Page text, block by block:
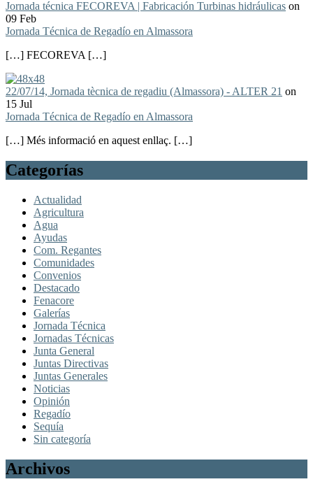
Jornada técnica FECOREVA | Fabricación Turbinas hidráulicas on
09 Feb
Jornada Técnica de Regadío en Almassora
[…] FECOREVA […]
22/07/14, Jornada tècnica de regadiu (Almassora) - ALTER 21 on
15 Jul
Jornada Técnica de Regadío en Almassora
[…] Més informació en aquest enllaç. […]
Categorías
Actualidad
Agricultura
Agua
Ayudas
Com. Regantes
Comunidades
Convenios
Destacado
Fenacore
Galerías
Jornada Técnica
Jornadas Técnicas
Junta General
Juntas Directivas
Juntas Generales
Noticias
Opinión
Regadío
Sequía
Sin categoría
Archivos